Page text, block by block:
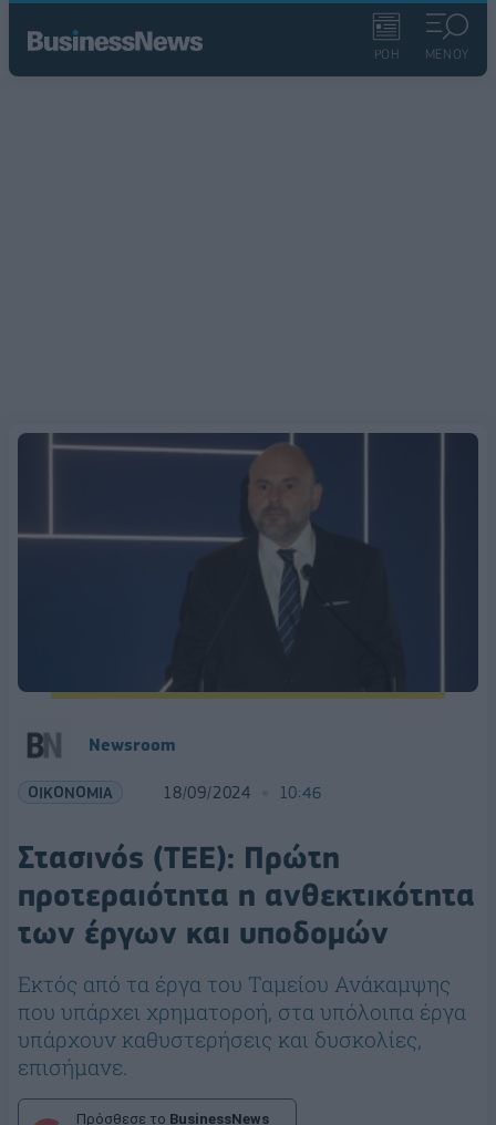
ΡΟΗ ΜΕΝΟΥ
Newsroom
ΟΙΚΟΝΟΜΙΑ 18/09/2024 10:46
Στασινός (ΤΕΕ): Πρώτη
προτεραιότητα η ανθεκτικότητα
των έργων και υποδομών
Εκτός από τα έργα του Ταμείου Ανάκαμψης
που υπάρχει χρηματοροή, στα υπόλοιπα έργα
υπάρχουν καθυστερήσεις και δυσκολίες,
επισήμανε.
Πρόσθεσε το BusinessNews